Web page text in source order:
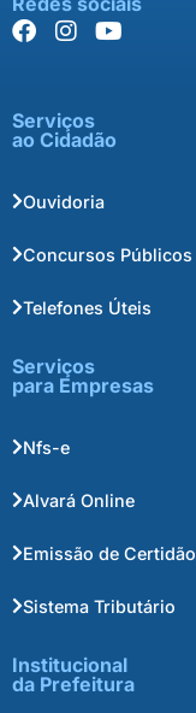
Serviços
ao Cidadão
Ouvidoria
Concursos Públicos
Telefones Úteis
Serviços
para Empresas
Nfs-e
Alvará Online
Emissão de Certidão
Sistema Tributário
Institucional
da Prefeitura